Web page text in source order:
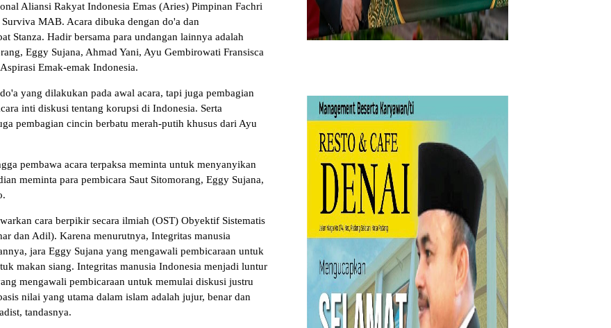
Aliansi Rakyat Indonesia Emas (Aries) Pimpinan Fachri
MAB. Acara dibuka dengan do'a dan
Stanza. Hadir bersama para undangan lainnya adalah
Eggy Sujana, Ahmad Yani, Ayu Gembirowati Fransisca
Emak-emak Indonesia.
yang dilakukan pada awal acara, tapi juga pembagian
inti diskusi tentang korupsi di Indonesia. Serta
pembagian cincin berbatu merah-putih khusus dari Ayu
pembawa acara terpaksa meminta untuk menyanyikan
meminta para pembicara Saut Sitomorang, Eggy Sujana,
cara berpikir secara ilmiah (OST) Obyektif Sistematis
dan Adil). Karena menurutnya, Integritas manusia
jara Eggy Sujana yang mengawali pembicaraan untuk
makan siang. Integritas manusia Indonesia menjadi luntur
mengawali pembicaraan untuk memulai diskusi justru
nilai yang utama dalam islam adalah jujur, benar dan
tandasnya.